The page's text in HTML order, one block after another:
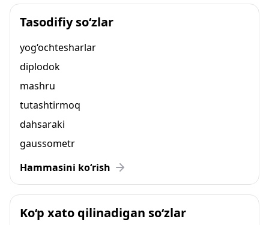
Tasodifiy so‘zlar
yog‘ochtesharlar
diplodok
mashru
tutashtirmoq
dahsaraki
gaussometr
Hammasini ko‘rish
Ko‘p xato qilinadigan so‘zlar